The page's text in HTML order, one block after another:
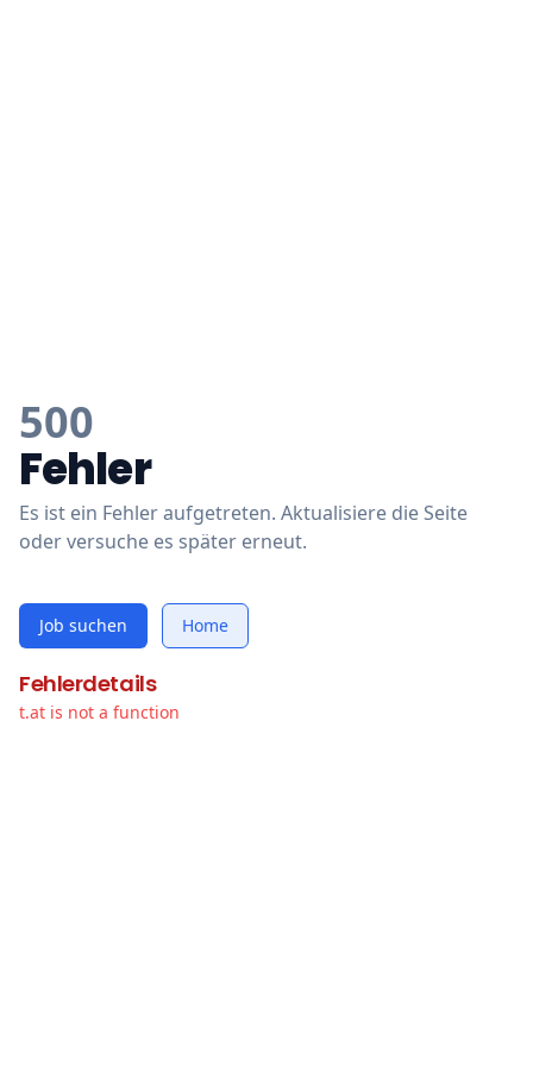
500
Fehler
Es ist ein Fehler aufgetreten. Aktualisiere die Seite
oder versuche es später erneut.
Job suchen Home
Fehlerdetails
t.at is not a function